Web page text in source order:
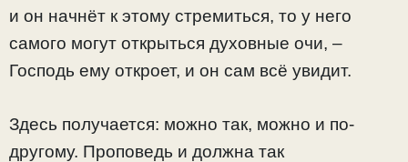
и он начнёт к этому стремиться, то у него
самого могут открыться духовные очи, –
Господь ему откроет, и он сам всё увидит.
Здесь получается: можно так, можно и по-
другому. Проповедь и должна так